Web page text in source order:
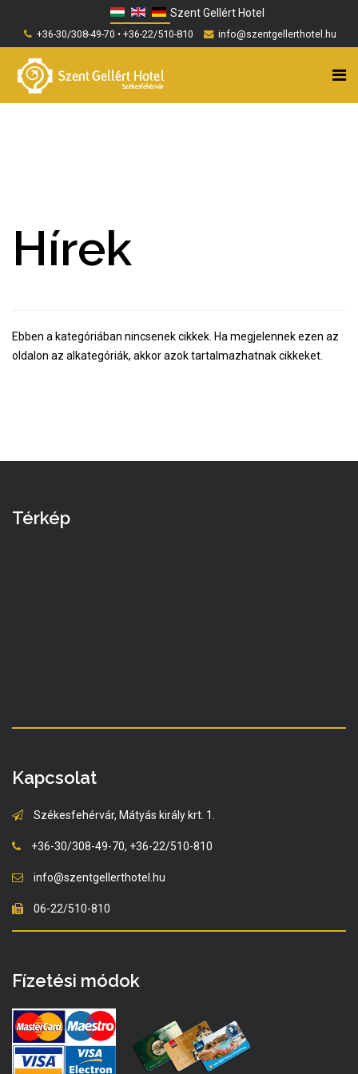
Szent Gellért Hotel
+36-30/308-49-70 • +36-22/510-810 info@szentgellerthotel.hu
Hírek
Ebben a kategóriában nincsenek cikkek. Ha megjelennek ezen az
oldalon az alkategóriák, akkor azok tartalmazhatnak cikkeket.
Térkép
Kapcsolat
Székesfehérvár, Mátyás király krt. 1.
+36-30/308-49-70, +36-22/510-810
info@szentgellerthotel.hu
06-22/510-810
Fízetési módok